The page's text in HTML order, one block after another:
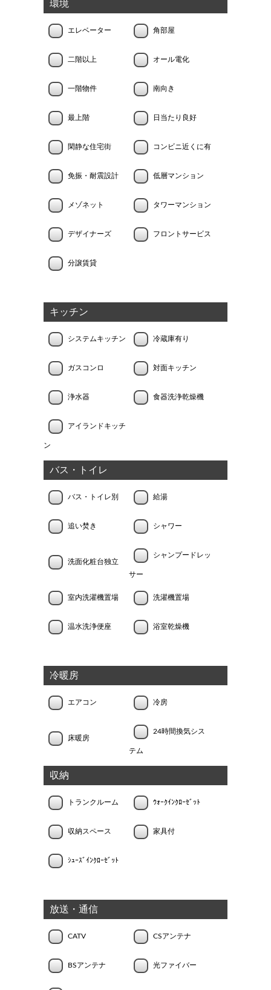
環境
エレベーター 角部屋
二階以上 オール電化
一階物件 南向き
最上階 日当たり良好
閑静な住宅街 コンビニ近くに有
免振・耐震設計 低層マンション
メゾネット タワーマンション
デザイナーズ フロントサービス
分譲賃貸
キッチン
システムキッチン 冷蔵庫有り
ガスコンロ 対面キッチン
浄水器 食器洗浄乾燥機
アイランドキッチ
ン
バス・トイレ
バス・トイレ別 給湯
追い焚き シャワー
洗面化粧台独立
シャンプードレッ
サー
室内洗濯機置場 洗濯機置場
温水洗浄便座 浴室乾燥機
冷暖房
エアコン 冷房
床暖房
24時間換気シス
テム
収納
トランクルーム ｳｫｰｸｲﾝｸﾛｰｾﾞｯﾄ
収納スペース 家具付
ｼｭｰｽﾞｲﾝｸﾛｰｾﾞｯﾄ
放送・通信
CATV CSアンテナ
BSアンテナ 光ファイバー